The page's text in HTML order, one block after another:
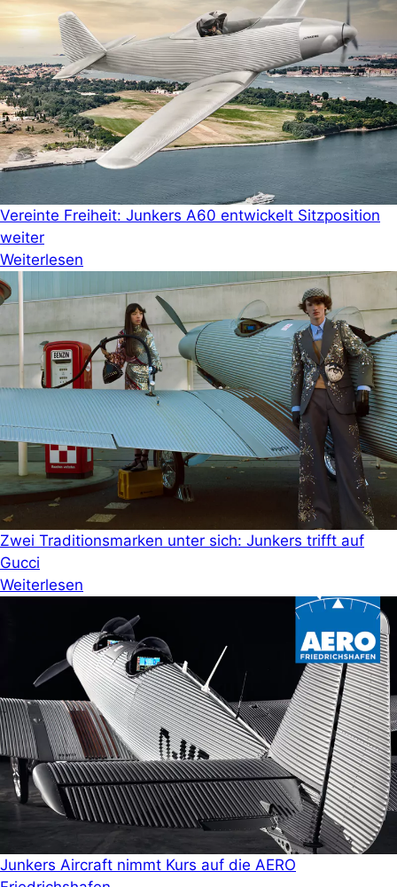
Vereinte Freiheit: Junkers A60 entwickelt Sitzposition
weiter
Weiterlesen
Zwei Traditionsmarken unter sich: Junkers trifft auf
Gucci
Weiterlesen
Junkers Aircraft nimmt Kurs auf die AERO